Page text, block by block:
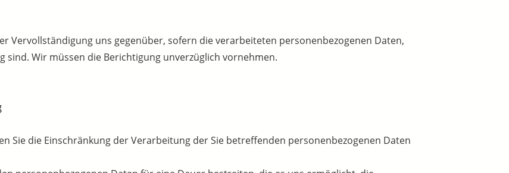
Vervollständigung uns gegenüber, sofern die verarbeiteten personenbezogenen Daten,
Wir müssen die Berichtigung unverzüglich vornehmen.
Sie die Einschränkung der Verarbeitung der Sie betreffenden personenbezogenen Daten